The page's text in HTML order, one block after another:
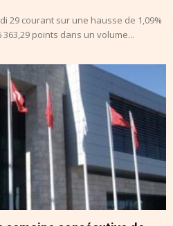
29 courant sur une hausse de 1,09%
points dans un volume...